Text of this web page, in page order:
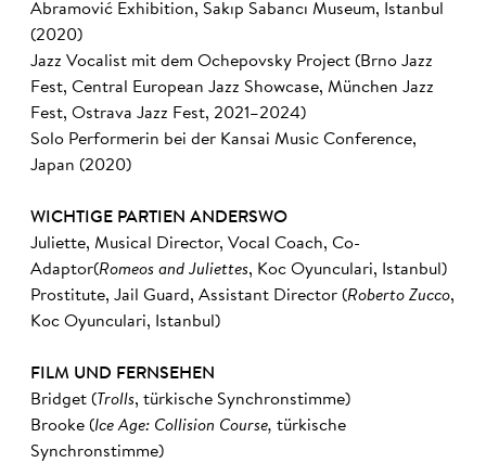
Abramović Exhibition, Sakıp Sabancı Museum, Istanbul
(2020)
Jazz Vocalist mit dem Ochepovsky Project (Brno Jazz
Fest, Central European Jazz Showcase, München Jazz
Fest, Ostrava Jazz Fest, 2021–2024)
Solo Performerin bei der Kansai Music Conference,
Japan (2020)
WICHTIGE PARTIEN ANDERSWO
Juliette, Musical Director, Vocal Coach, Co-
Adaptor(Romeos and Juliettes, Koc Oyunculari, Istanbul)
Prostitute, Jail Guard, Assistant Director (Roberto Zucco,
Koc Oyunculari, Istanbul)
FILM UND FERNSEHEN
Bridget (Trolls, türkische Synchronstimme)
Brooke (Ice Age: Collision Course, türkische
Synchronstimme)